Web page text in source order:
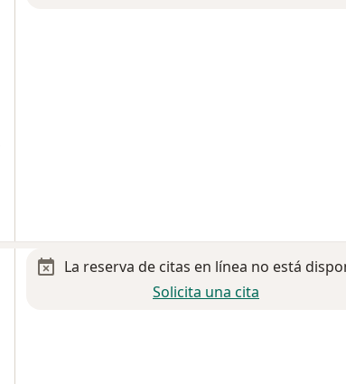
La reserva de citas en línea no está
Solicita una cita